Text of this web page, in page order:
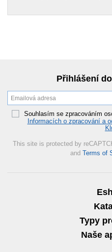
Přihlášení
Souhlasím se zpracováním
Informacích o zpracování a
This site is protected by
and Terms of
Typy
Naše